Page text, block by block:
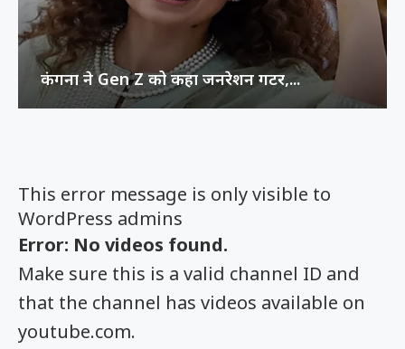
This error message is only visible to
WordPress admins
Error: No videos found.
Make sure this is a valid channel ID and
that the channel has videos available on
youtube.com.
कंगना ने Gen Z को कहा जनरेशन गटर,...